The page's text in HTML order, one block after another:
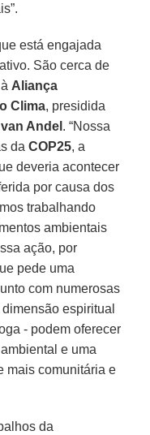
está engajada
São cerca de
Aliança
Clima, presidida
Andel . “Nossa
daCOP25, a
deveria acontecer
por causa dos
trabalhando
ambientais
ação, por
pede uma
com numerosas
espiritual
- podem oferecer
e uma
mais comunitária e
da